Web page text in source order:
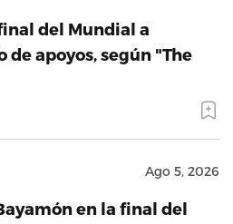
del Mundial a
de apoyos, según "The
Ago 5, 2026
en la final del